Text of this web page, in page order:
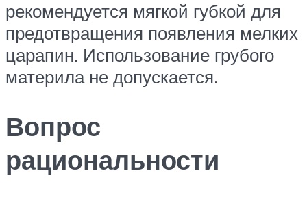
рекомендуется мягкой губкой для
предотвращения появления мелких
царапин. Использование грубого
материла не допускается.
Вопрос
рациональности